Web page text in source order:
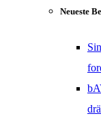
Neueste